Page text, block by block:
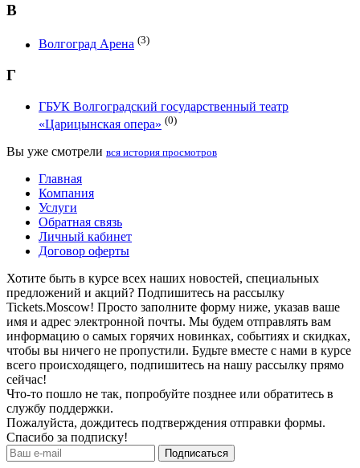
В
Волгоград Арена (3)
Г
ГБУК Волгоградский государственный театр
«Царицынская опера» (0)
Вы уже смотрели вся история просмотров
Главная
Компания
Услуги
Обратная связь
Личный кабинет
Договор оферты
Хотите быть в курсе всех наших новостей, специальных
предложений и акций? Подпишитесь на рассылку
Tickets.Moscow! Просто заполните форму ниже, указав ваше
имя и адрес электронной почты. Мы будем отправлять вам
информацию о самых горячих новинках, событиях и скидках,
чтобы вы ничего не пропустили. Будьте вместе с нами в курсе
всего происходящего, подпишитесь на нашу рассылку прямо
сейчас!
Что-то пошло не так, попробуйте позднее или обратитесь в
службу поддержки.
Пожалуйста, дождитесь подтверждения отправки формы.
Спасибо за подписку!
Подписаться